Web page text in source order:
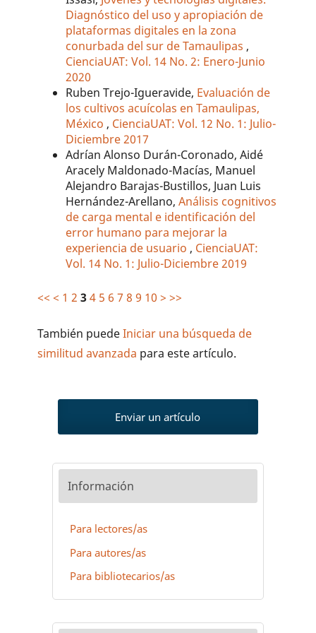
Diagnóstico del uso y apropiación de
plataformas digitales en la zona
conurbada del sur de Tamaulipas ,
CienciaUAT: Vol. 14 No. 2: Enero-Junio
2020
Ruben Trejo-Igueravide, Evaluación de
los cultivos acuícolas en Tamaulipas,
México , CienciaUAT: Vol. 12 No. 1: Julio-
Diciembre 2017
Adrían Alonso Durán-Coronado, Aidé
Aracely Maldonado-Macías, Manuel
Alejandro Barajas-Bustillos, Juan Luis
Hernández-Arellano,Análisis cognitivos
de carga mental e identificación del
error humano para mejorar la
experiencia de usuario , CienciaUAT:
Vol. 14 No. 1: Julio-Diciembre 2019
<< < 1 2 34 5 6 7 8 9 10 > >>
También puedeIniciar una búsqueda de
similitud avanzada para este artículo.
Enviar un artículo
Información
Para lectores/as
Para autores/as
Para bibliotecarios/as